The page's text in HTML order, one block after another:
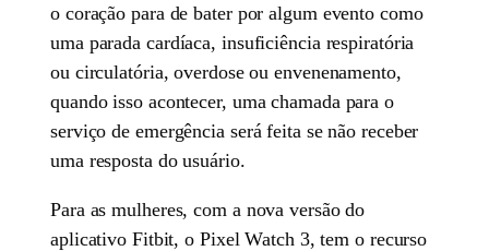
o coração para de bater por algum evento como
uma parada cardíaca, insuficiência respiratória
ou circulatória, overdose ou envenenamento,
quando isso acontecer, uma chamada para o
serviço de emergência será feita se não receber
uma resposta do usuário.
Para as mulheres, com a nova versão do
aplicativo Fitbit, o Pixel Watch 3, tem o recurso